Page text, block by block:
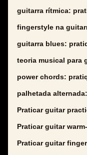
guitarra rítmica:
fingerstyle na
guitarra blues:
teoria musical para
power chords:
palhetada
Praticar guitar
Praticar guitar
Praticar guitar